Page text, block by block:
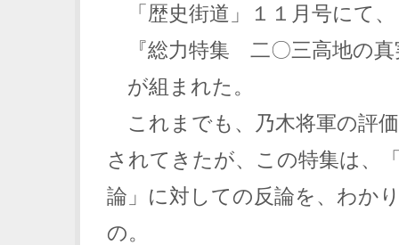
「歴史街道」１１月号にて、
『総力特集 二〇三高地の真
が組まれた。
これまでも、乃木将軍の評
されてきたが、この特集は、
論」に対しての反論を、わか
の。